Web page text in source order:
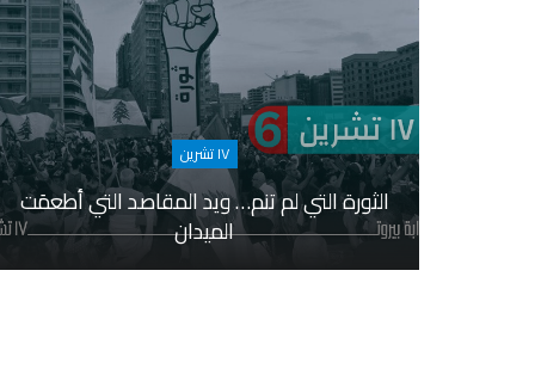
١٧ تشرين
الثورة التي لم تنم… ويد المقاصد التي أطعمَت
الميدان